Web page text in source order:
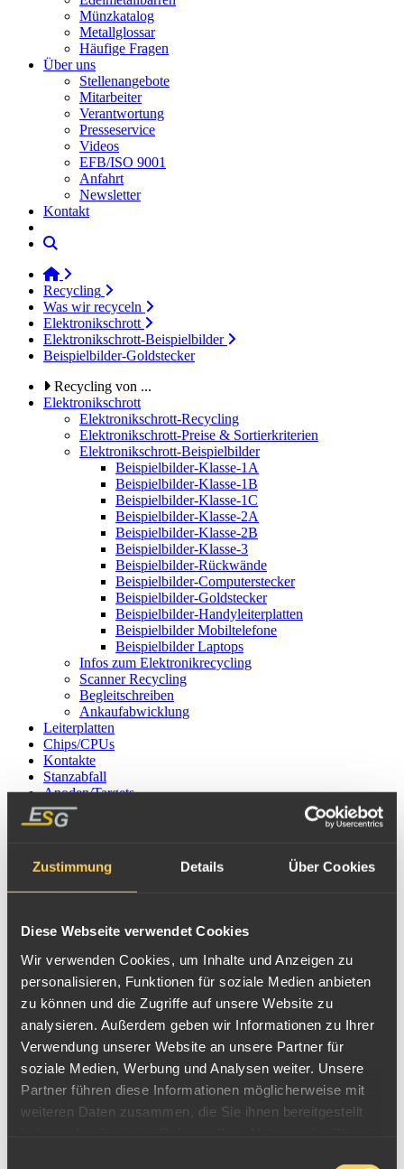
Zustimmung Details Über Cookies
Diese Webseite verwendet Cookies
Wir verwenden Cookies, um Inhalte und Anzeigen zu
personalisieren, Funktionen für soziale Medien anbieten
zu können und die Zugriffe auf unsere Website zu
analysieren. Außerdem geben wir Informationen zu Ihrer
Verwendung unserer Website an unsere Partner für
soziale Medien, Werbung und Analysen weiter. Unsere
Partner führen diese Informationen möglicherweise mit
weiteren Daten zusammen, die Sie ihnen bereitgestellt
Münzkatalog
Metallglossar
Häufige Fragen
Über uns
Stellenangebote
Mitarbeiter
Verantwortung
Presseservice
Videos
EFB/ISO 9001
Anfahrt
Newsletter
Kontakt
Recycling
Was wir recyceln
Elektronikschrott
Elektronikschrott-Beispielbilder
Beispielbilder-Goldstecker
Recycling von ...
Elektronikschrott
Elektronikschrott-Recycling
Elektronikschrott-Preise & Sortierkriterien
Elektronikschrott-Beispielbilder
Beispielbilder-Klasse-1A
Beispielbilder-Klasse-1B
Beispielbilder-Klasse-1C
Beispielbilder-Klasse-2A
Beispielbilder-Klasse-2B
Beispielbilder-Klasse-3
Beispielbilder-Rückwände
Beispielbilder-Computerstecker
Beispielbilder-Goldstecker
Beispielbilder-Handyleiterplatten
Beispielbilder Mobiltelefone
Beispielbilder Laptops
Infos zum Elektronikrecycling
Scanner Recycling
Begleitschreiben
Ankaufabwicklung
Leiterplatten
Chips/CPUs
Kontakte
Stanzabfall
Anoden/Targets
Au, Ag, Pd, Pt
Dentalscheidgut
Bäder/Harze
Galvanikabfall
Katalysatoren
Sondermetalle
Goldstecker
Beispielbilder